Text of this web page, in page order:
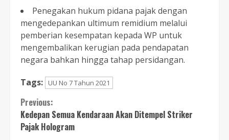
Penegakan hukum pidana pajak dengan
mengedepankan ultimum remidium melalui
pemberian kesempatan kepada WP untuk
mengembalikan kerugian pada pendapatan
negara bahkan hingga tahap persidangan.
Tags:
UU No 7 Tahun 2021
Continue
Reading
Previous:
Kedepan Semua Kendaraan Akan Ditempel Striker
Pajak Hologram